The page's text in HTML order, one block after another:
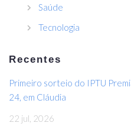
Saúde
Tecnologia
Recentes
Primeiro sorteio do IPTU
24, em Cláudia
22 jul, 2026